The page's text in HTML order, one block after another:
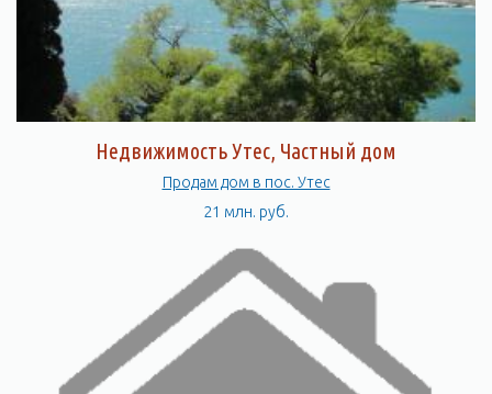
Недвижимость Утес, Частный дом
Продам дом в пос. Утес
21 млн. руб.